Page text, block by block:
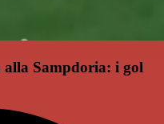
Sampdoria: i gol